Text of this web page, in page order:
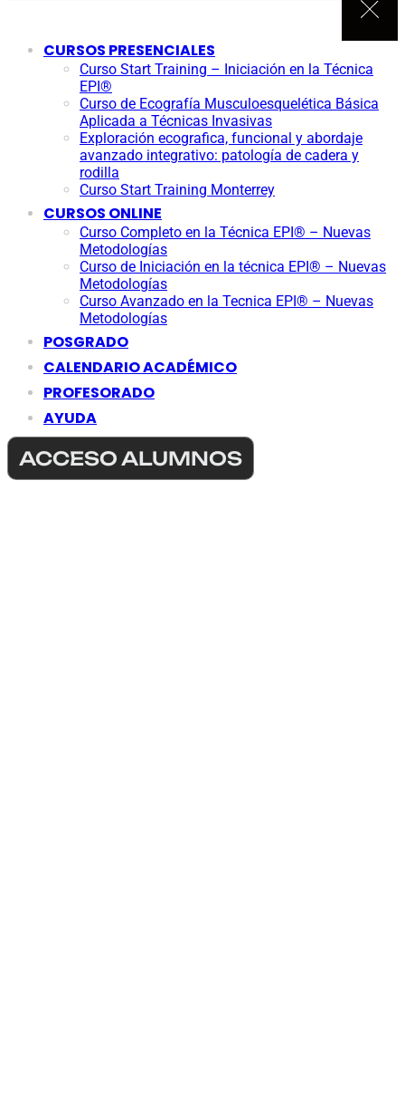
CURSOS PRESENCIALES
Curso Start Training – Iniciación en la Técnica
EPI®
Curso de Ecografía Musculoesquelética Básica
Aplicada a Técnicas Invasivas
Exploración ecografica, funcional y abordaje
avanzado integrativo: patología de cadera y
rodilla
Curso Start Training Monterrey
CURSOS ONLINE
Curso Completo en la Técnica EPI® – Nuevas
Metodologías
Curso de Iniciación en la técnica EPI® – Nuevas
Metodologías
Curso Avanzado en la Tecnica EPI® – Nuevas
Metodologías
POSGRADO
CALENDARIO ACADÉMICO
PROFESORADO
AYUDA
ACCESO ALUMNOS